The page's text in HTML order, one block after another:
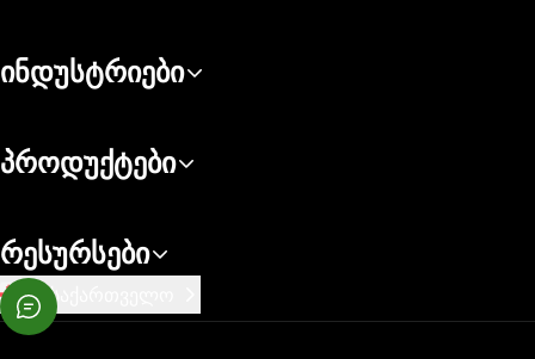
ინდუსტრიები
პროდუქტები
რესურსები
საქართველო